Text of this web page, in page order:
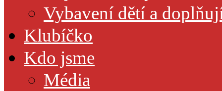
Vybavení dětí a
Klubíčko
Kdo jsme
Média